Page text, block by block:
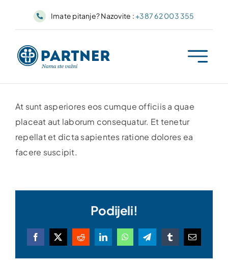
Imate pitanje? Nazovite :+387 62 003 355
At sunt asperiores eos cumque officiis a quae
placeat aut laborum consequatur. Et tenetur
repellat et dicta sapientes ratione dolores ea
facere suscipit.
Podijeli!
Facebook
X RedditLinkedInWhatsAppTelegramTumblrEmail